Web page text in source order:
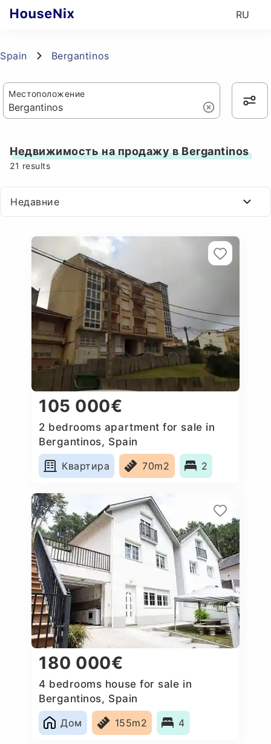
RU
Spain Bergantinos
Местоположение
Недвижимость на продажу в Bergantinos
21 results
Недавние
105 000€
2 bedrooms apartment for sale in
Bergantinos, Spain
Квартира
70m2 2
180 000€
4 bedrooms house for sale in
Bergantinos, Spain
Дом
155m2 4